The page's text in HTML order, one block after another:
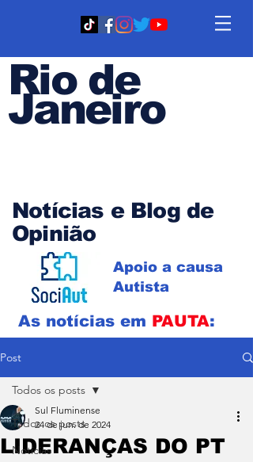
Rio de
Janeiro
Notícias e Blog de
Opinião
Apoio a causa
Autista
As notícias em PAUTA:
Post
Todos os posts
Notícias
Todos os posts
LIDERANÇAS DO PT
Sul Fluminense
24 de jun. de 2024